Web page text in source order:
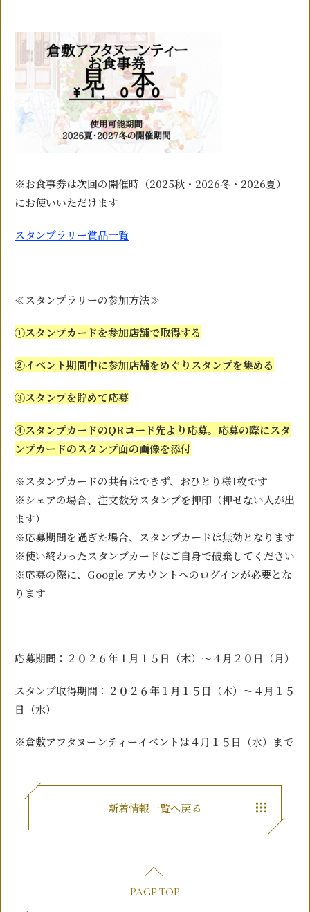
※お食事券は次回の開催時（2025秋・2026冬・2026夏）
にお使いいただけます
スタンプラリー賞品一覧
≪スタンプラリーの参加方法≫
①スタンプカードを参加店舗で取得する
②イベント期間中に参加店舗をめぐりスタンプを集める
③スタンプを貯めて応募
④スタンプカードのQRコード先より応募。応募の際にスタ
ンプカードのスタンプ面の画像を添付
※スタンプカードの共有はできず、おひとり様1枚です
※シェアの場合、注文数分スタンプを押印（押せない人が出
ます）
※応募期間を過ぎた場合、スタンプカードは無効となります
※使い終わったスタンプカードはご自身で破棄してください
※応募の際に、Google アカウントへのログインが必要とな
ります
応募期間：２０２６年１月１５日（木）～４月２０日（月）
スタンプ取得期間：２０２６年１月１５日（木）～４月１５
日（水）
※倉敷アフタヌーンティーイベントは４月１５日（水）まで
新着情報一覧へ戻る
PAGE TOP